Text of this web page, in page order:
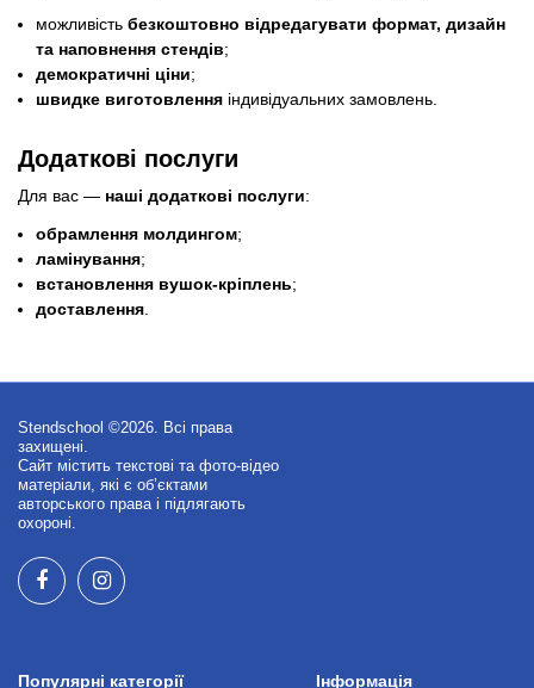
можливістьбезкоштовно відредагувати формат, дизайн
та наповнення стендів;
демократичні ціни;
швидке виготовлення індивідуальних замовлень.
Додаткові послуги
Для вас — наші додаткові послуги:
обрамлення молдингом;
ламінування;
встановлення вушок-кріплень;
доставлення
Stendschool ©2026. Всі права
захищені.
Сайт містить текстові та фото-відео
матеріали, які є об’єктами
авторського права і підлягають
охороні.
Популярні категорії Інформація